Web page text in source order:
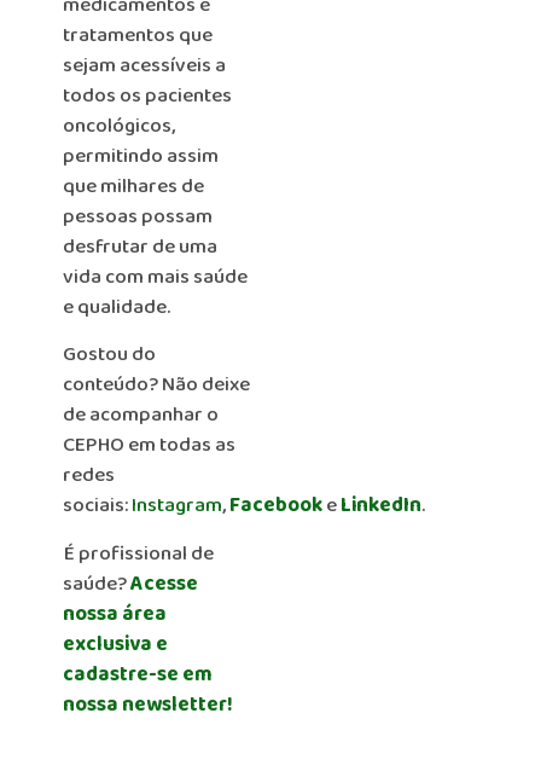
tratamentos que
sejam acessíveis a
todos os pacientes
oncológicos,
permitindo assim
que milhares de
pessoas possam
desfrutar de uma
vida com mais saúde
e qualidade.
Gostou do
conteúdo? Não deixe
de acompanhar o
CEPHO em todas as
redes
sociais:Instagram,FacebookeLinkedIn.
É profissional de
saúde?Acesse
nossa área
exclusiva e
cadastre-se em
nossa newsletter!